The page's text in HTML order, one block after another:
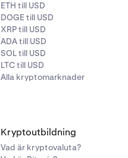
ETH till USD
DOGE till USD
XRP till USD
ADA till USD
SOL till USD
LTC till USD
Alla kryptomarknader
Kryptoutbildning
Vad är kryptovaluta?